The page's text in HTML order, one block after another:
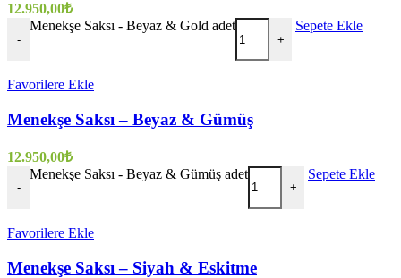
12.950,00₺
-
Menekşe Saksı - Beyaz & Gold adet
+
Sepete Ekle
Favorilere Ekle
Menekşe Saksı – Beyaz & Gümüş
12.950,00₺
-
Menekşe Saksı - Beyaz & Gümüş adet
+
Sepete Ekle
Favorilere Ekle
Menekşe Saksı – Siyah & Eskitme